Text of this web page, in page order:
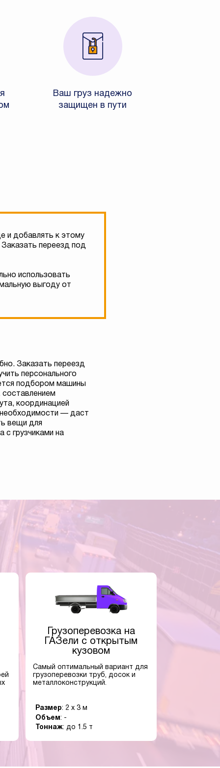
Ваш груз надежно
защищен в пути
и добавлять к этому
Заказать переезд под
использовать
выгоду от
Заказать переезд
персонального
подбором машины
составлением
координацией
— даст
вещи для
с грузчиками на
Грузоперевозка на
ГАЗели с открытым
кузовом
Самый оптимальный вариант для
грузоперевозки труб, досок и
металлоконструкций.
Размер: 2 x 3 м
Объем: -
Тоннаж: до 1.5 т